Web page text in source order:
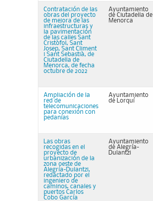
Contratación de las
obras del proyecto
de mejora de las
infraestructuras y
la pavimentación
de las calles Sant
Cristòfol, Sant
Josep, Sant Climent
i Sant Sebastià, de
Ciutadella de
Menorca, de fecha
octubre de 2022
Ayuntamiento
de Ciutadella de
Menorca
Ampliación de la
red de
telecomunicaciones
para conexión con
pedanías
Ayuntamiento
de Lorquí
Las obras
recogidas en el
proyecto de
urbanización de la
zona oeste de
Alegría-Dulantzi,
redactado por el
ingeniero de
caminos, canales y
puertos Carlos
Cobo García
Ayuntamiento
de Alegría-
Dulantzi